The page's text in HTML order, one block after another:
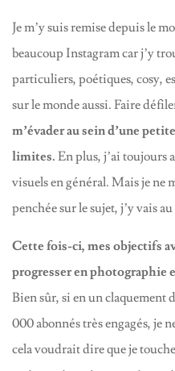
Je m’y suis remise depuis le
beaucoup Instagram car j’y
particuliers, poétiques, cosy,
sur le monde aussi. Faire
m’évader au sein d’une
limites. En plus, j’ai toujours
visuels en général. Mais je ne
penchée sur le sujet, j’y vais
Cette fois-ci, mes objectifs
progresser en photographie
Bien sûr, si en un claquement
000 abonnés très engagés, je
cela voudrait dire que je